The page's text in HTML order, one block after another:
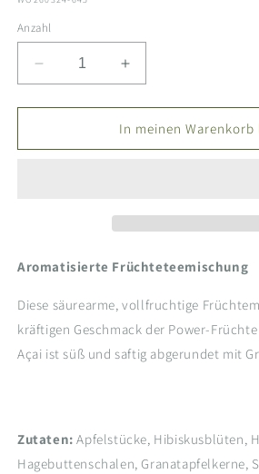
Anzahl
Verringere
die
Menge
Früchtetee
Erhöhe
die
Menge
für
Früchtetee
In meinen Warenkorb
Aromatisierte Früchteteemischung
Diese säurearme, vollfruchtige
kräftigen Geschmack der Power-
Açai ist süß und saftig abgerundet mit
Zutaten: Apfelstücke, Hibiskusblüten,
Hagebuttenschalen, Granatapfelkerne,